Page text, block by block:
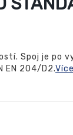
Spoj je po
EN 204/D2.